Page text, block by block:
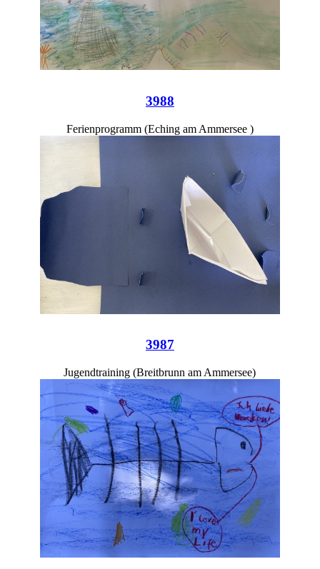
3988
Ferienprogramm (Eching am Ammersee )
3987
Jugendtraining (Breitbrunn am Ammersee)